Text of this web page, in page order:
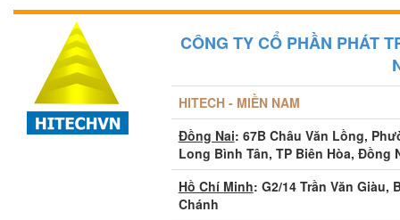
CÔNG TY CỔ PHẦN PHÁT
HITECH - MIỀN NAM
Đồng Nai: 67B Châu Văn Lồng,
Long Bình Tân, TP Biên Hòa, Đồng
Hồ Chí Minh: G2/14 Trần Văn Giàu,
Chánh